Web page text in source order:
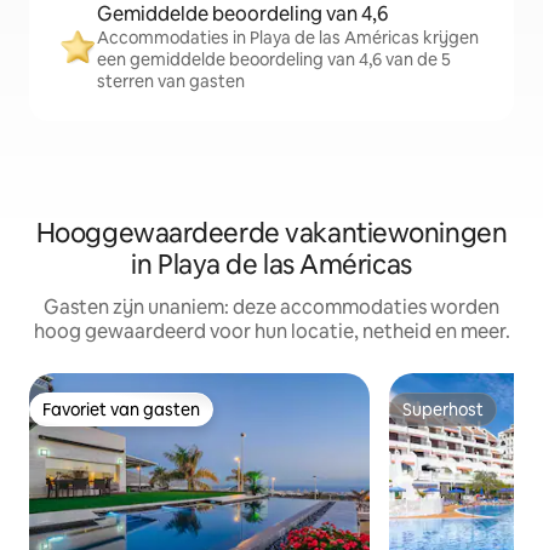
Gemiddelde beoordeling van 4,6
Accommodaties in Playa de las Américas krijgen
een gemiddelde beoordeling van 4,6 van de 5
sterren van gasten
Hooggewaardeerde vakantiewoningen
in Playa de las Américas
Gasten zijn unaniem: deze accommodaties worden
hoog gewaardeerd voor hun locatie, netheid en meer.
Favoriet van gasten
Favoriet van gasten Superhost
Superhost